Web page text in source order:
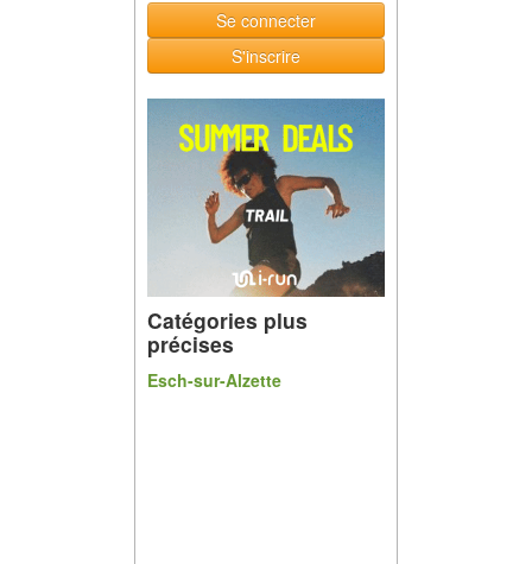
Se connecter
S'inscrire
Catégories plus
précises
Esch-sur-Alzette